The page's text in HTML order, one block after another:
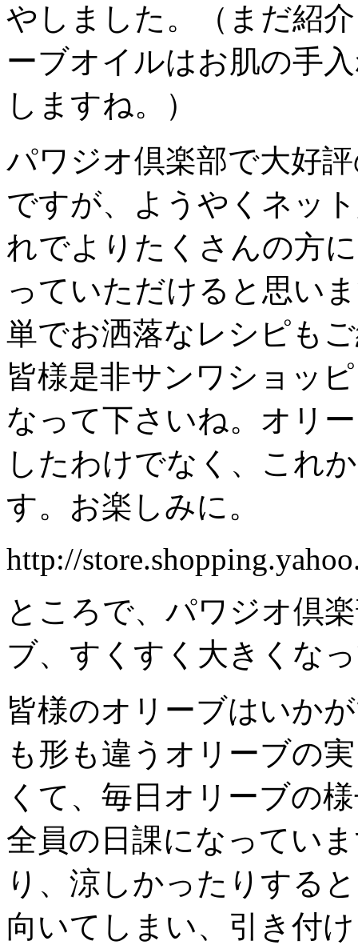
やしました。（まだ紹
ーブオイルはお肌の手
しますね。）
パワジオ倶楽部で大好
ですが、ようやくネッ
れでよりたくさんの方
っていただけると思い
単でお洒落なレシピも
皆様是非サンワショッ
なって下さいね。オリ
したわけでなく、これ
す。お楽しみに。
http://
ところで、パワジオ倶
ブ、すくすく大きくな
皆様のオリーブはいか
も形も違うオリーブの
くて、毎日オリーブの
全員の日課になってい
り、涼しかったりする
向いてしまい、引き付